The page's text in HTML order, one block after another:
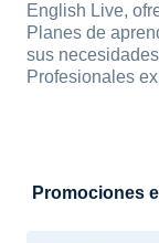
English Live,
Planes de
sus
Profesionales
Promociones